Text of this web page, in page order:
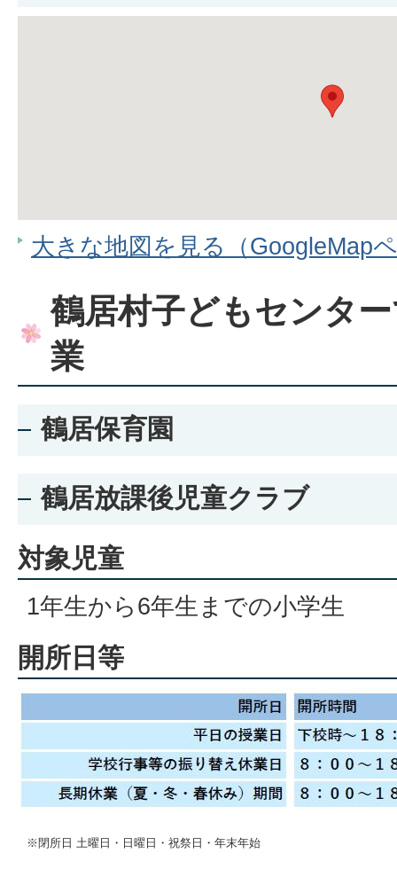
大きな地図を見る（GoogleMap
鶴居村子どもセンタ
業
鶴居保育園
鶴居放課後児童クラブ
対象児童
1年生から6年生までの小学生
開所日等
※閉所日 土曜日・日曜日・祝祭日・年末年始